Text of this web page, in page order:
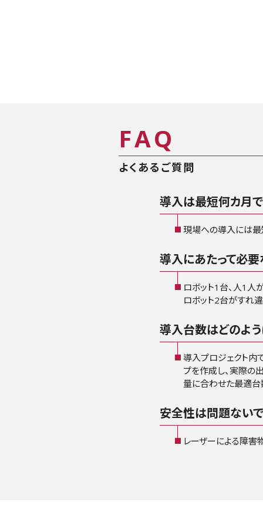
FAQ
よくあるご質問
導入は最短何カ月で
現場への導入には最
導入にあたって必要
ロボット1台、人1人
ロボット2台がすれ
導入台数はどのよう
導入プロジェクト内
プを作成し、実際の
量に合わせた最適台
安全性は問題ないで
レーザーによる障害